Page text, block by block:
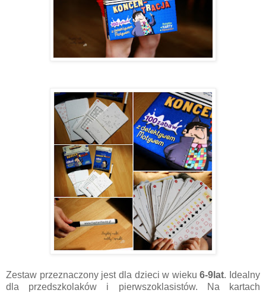
Zestaw przeznaczony jest dla dzieci w wieku 6-9lat. Idealny
dla przedszkolaków i pierwszoklasistów. Na kartach